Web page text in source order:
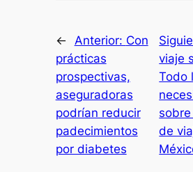
← Anterior: Con
prácticas
prospectivas,
aseguradoras
podrían reducir
padecimientos
por diabetes
viaje
Todo
de